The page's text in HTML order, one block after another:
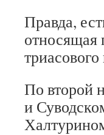
Правда,
относящая
По второй
и